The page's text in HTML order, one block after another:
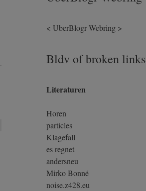
< UberBlogr Webring >
Bldv of broken links
Literaturen
Horen
particles
Klagefall
es regnet
andersneu
Mirko Bonné
noise.z428.eu